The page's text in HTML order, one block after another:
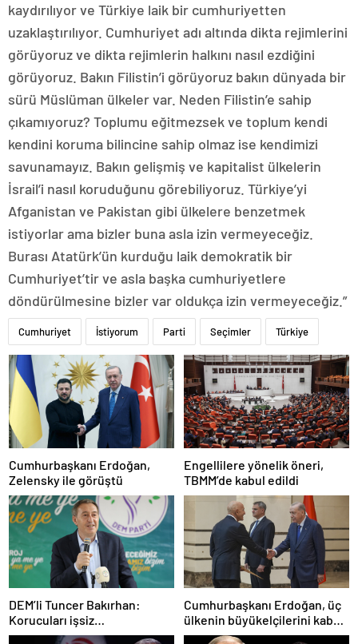
kaydırılıyor ve Türkiye laik bir cumhuriyetten
uzaklaştırılıyor. Cumhuriyet adı altında dikta rejimlerini
görüyoruz ve dikta rejimlerin halkını nasıl ezdiğini
görüyoruz. Bakın Filistin’i görüyoruz bakın dünyada bir
sürü Müslüman ülkeler var. Neden Filistin’e sahip
çıkamıyoruz? Toplumu eğitmezsek ve toplum kendi
kendini koruma bilincine sahip olmaz ise kendimizi
savunamayız. Bakın gelişmiş ve kapitalist ülkelerin
İsrail’i nasıl koruduğunu görebiliyoruz. Türkiye’yi
Afganistan ve Pakistan gibi ülkelere benzetmek
istiyorlar ama bizler buna asla izin vermeyeceğiz.
Burası Atatürk’ün kurduğu laik demokratik bir
Cumhuriyet’tir ve asla başka cumhuriyetlere
döndürülmesine bizler var oldukça izin vermeyeceğiz.”
Cumhuriyet İstiyorum Parti Seçimler Türkiye
Cumhurbaşkanı Erdoğan,
Zelensky ile görüştü
Engellilere yönelik öneri,
TBMM’de kabul edildi
DEM’li Tuncer Bakırhan:
Korucuları işsiz
bırakmayacağız
Cumhurbaşkanı Erdoğan, üç
ülkenin büyükelçilerini kabul
etti